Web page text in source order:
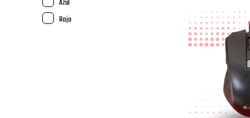
Azul
Rojo